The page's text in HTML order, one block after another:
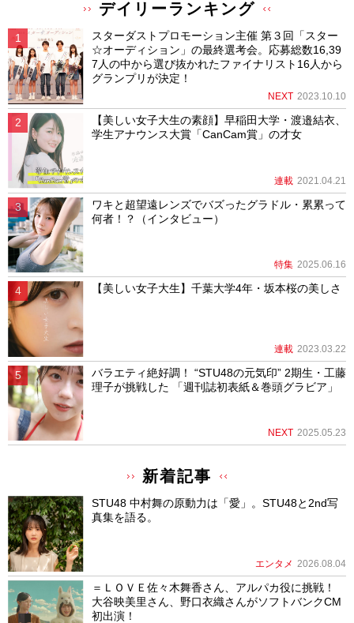
デイリーランキング
スターダストプロモーション主催 第３回「スター
☆オーディション」の最終選考会。応募総数16,39
7人の中から選び抜かれたファイナリスト16人から
グランプリが決定！
NEXT 2023.10.10
【美しい女子大生の素顔】早稲田大学・渡邉結衣、
学生アナウンス大賞「CanCam賞」の才女
連載 2021.04.21
ワキと超望遠レンズでバズったグラドル・累累って
何者！？（インタビュー）
特集 2025.06.16
【美しい女子大生】千葉大学4年・坂本桜の美しさ
連載 2023.03.22
バラエティ絶好調！ “STU48の元気印” 2期生・工藤
理子が挑戦した 「週刊誌初表紙＆巻頭グラビア」
NEXT 2025.05.23
新着記事
STU48 中村舞の原動力は「愛」。STU48と2nd写
真集を語る。
エンタメ 2026.08.04
＝ＬＯＶＥ佐々木舞香さん、アルパカ役に挑戦！
大谷映美里さん、野口衣織さんがソフトバンクCM
初出演！